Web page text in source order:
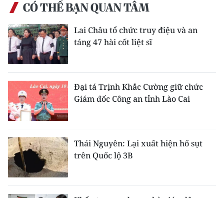
NHÂN DÂN CUỐI TUẦN
NHÂN DÂN HẰNG THÁNG
MUA BÁO
ĐỌC BÁO IN
ENGLISH
中文
FRANÇAIS
CÓ THỂ BẠN QUAN TÂM
Lai Châu tổ chức truy điệu và an
táng 47 hài cốt liệt sĩ
Đại tá Trịnh Khắc Cường giữ chức
Giám đốc Công an tỉnh Lào Cai
Thái Nguyên: Lại xuất hiện hố sụt
trên Quốc lộ 3B